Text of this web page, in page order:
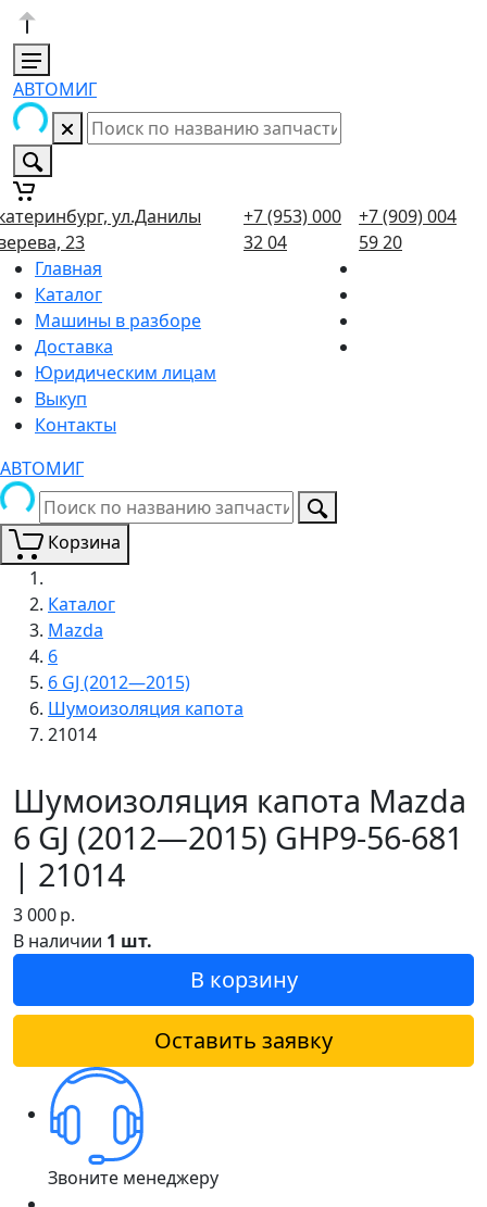
АВТОМИГ
ул.Данилы
23
+7 (953) 000
32 04
+7 (909) 004
59 20
Главная
Каталог
Машины в разборе
Доставка
Юридическим лицам
Выкуп
Контакты
АВТОМИГ
Корзина
Каталог
Mazda
6
6 GJ (2012—2015)
Шумоизоляция капота
21014
Шумоизоляция капота Mazda
6 GJ (2012—2015) GHP9-56-681
| 21014
3 000р.
В наличии 1 шт.
В корзину
Оставить заявку
Звоните менеджеру